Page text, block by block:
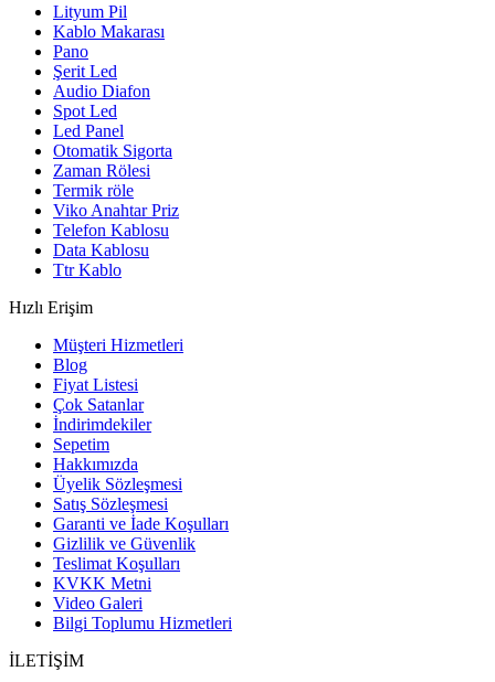
Lityum Pil
Kablo Makarası
Pano
Şerit Led
Audio Diafon
Spot Led
Led Panel
Otomatik Sigorta
Zaman Rölesi
Termik röle
Viko Anahtar Priz
Telefon Kablosu
Data Kablosu
Ttr Kablo
Hızlı Erişim
Müşteri Hizmetleri
Blog
Fiyat Listesi
Çok Satanlar
İndirimdekiler
Sepetim
Hakkımızda
Üyelik Sözleşmesi
Satış Sözleşmesi
Garanti ve İade Koşulları
Gizlilik ve Güvenlik
Teslimat Koşulları
KVKK Metni
Video Galeri
Bilgi Toplumu Hizmetleri
İLETİŞİM